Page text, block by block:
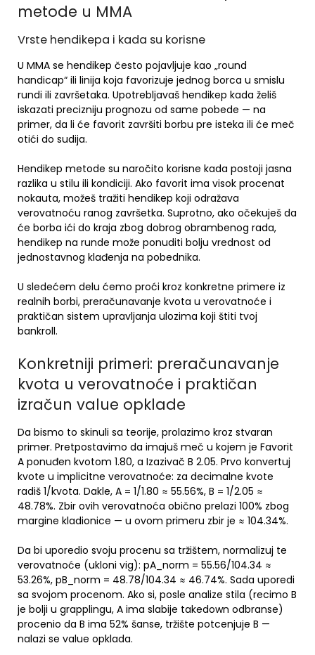
metode u MMA
Vrste hendikepa i kada su korisne
U MMA se hendikep često pojavljuje kao „round
handicap“ ili linija koja favorizuje jednog borca u smislu
rundi ili završetaka. Upotrebljavaš hendikep kada želiš
iskazati precizniju prognozu od same pobede — na
primer, da li će favorit završiti borbu pre isteka ili će meč
otići do sudija.
Hendikep metode su naročito korisne kada postoji jasna
razlika u stilu ili kondiciji. Ako favorit ima visok procenat
nokauta, možeš tražiti hendikep koji odražava
verovatnoću ranog završetka. Suprotno, ako očekuješ da
će borba ići do kraja zbog dobrog obrambenog rada,
hendikep na runde može ponuditi bolju vrednost od
jednostavnog klađenja na pobednika.
U sledećem delu ćemo proći kroz konkretne primere iz
realnih borbi, preračunavanje kvota u verovatnoće i
praktičan sistem upravljanja ulozima koji štiti tvoj
bankroll.
Konkretniji primeri: preračunavanje
kvota u verovatnoće i praktičan
izračun value opklade
Da bismo to skinuli sa teorije, prolazimo kroz stvaran
primer. Pretpostavimo da imajuš meč u kojem je Favorit
A ponuđen kvotom 1.80, a Izazivač B 2.05. Prvo konvertuj
kvote u implicitne verovatnoće: za decimalne kvote
radiš 1/kvota. Dakle, A = 1/1.80 ≈ 55.56%, B = 1/2.05 ≈
48.78%. Zbir ovih verovatnoća obično prelazi 100% zbog
margine kladionice — u ovom primeru zbir je ≈ 104.34%.
Da bi uporedio svoju procenu sa tržištem, normalizuj te
verovatnoće (ukloni vig): pA_norm = 55.56/104.34 ≈
53.26%, pB_norm = 48.78/104.34 ≈ 46.74%. Sada uporedi
sa svojom procenom. Ako si, posle analize stila (recimo B
je bolji u grapplingu, A ima slabije takedown odbranse)
procenio da B ima 52% šanse, tržište potcenjuje B —
nalazi se value opklada.